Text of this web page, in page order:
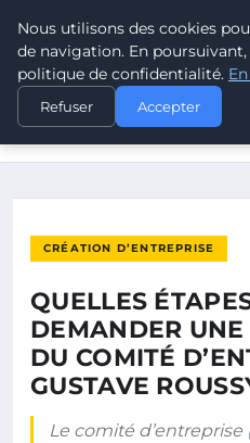
POUVOIR
ACCUEIL
QUELLES ÉTAPES SUIVRE POUR
CRÉATION D’ENTREPRISE
QUELLES
DEMANDER
DU COMITÉ
GUSTAVE
Le comité d’entreprise
Nous utilisons des cookies
de navigation. En
politique de confidentialité.
Refuser Accepter